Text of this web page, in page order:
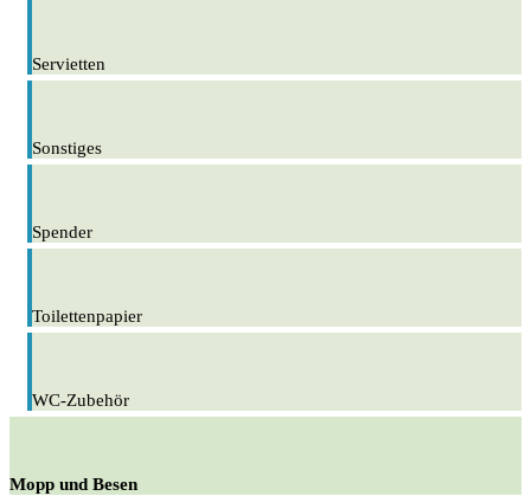
Servietten
Sonstiges
Spender
Toilettenpapier
WC-Zubehör
Mopp und Besen